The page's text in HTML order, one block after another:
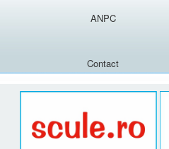
ANPC
Contact